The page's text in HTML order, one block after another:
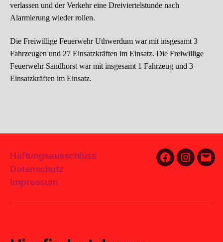
verlassen und der Verkehr eine Dreiviertelstunde nach
Alarmierung wieder rollen.
Die Freiwillige Feuerwehr Uthwerdum war mit insgesamt 3
Fahrzeugen und 27 Einsatzkräften im Einsatz. Die Freiwillige
Feuerwehr Sandhorst war mit insgesamt 1 Fahrzeug und 3
Einsatzkräften im Einsatz.
Haftungsausschluss
Datenschutz
Impressum
FacebookE-